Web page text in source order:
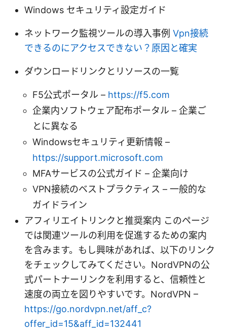
Windows セキュリティ設定ガイド
ネットワーク監視ツールの導入事例 Vpn接続
できるのにアクセスできない？原因と確実
ダウンロードリンクとリソースの一覧
F5公式ポータル – https://f5.com
企業内ソフトウェア配布ポータル – 企業ご
とに異なる
Windowsセキュリティ更新情報 –
https://support.microsoft.com
MFAサービスの公式ガイド – 企業向け
VPN接続のベストプラクティス – 一般的な
ガイドライン
アフィリエイトリンクと推奨案内 このページ
では関連ツールの利用を促進するための案内
を含みます。もし興味があれば、以下のリンク
をチェックしてみてください。NordVPNの公
式パートナーリンクを利用すると、信頼性と
速度の両立を図りやすいです。NordVPN –
https://go.nordvpn.net/aff_c?
offer_id=15&aff_id=132441